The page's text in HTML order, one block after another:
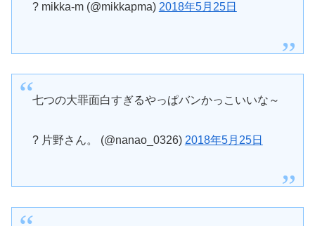
? mikka-m (@mikkapma) 2018年5月25日
七つの大罪面白すぎるやっぱバンかっこいいな～
? 片野さん。 (@nanao_0326) 2018年5月25日